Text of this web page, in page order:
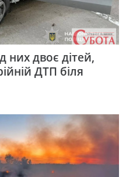
них двоє дітей,
ДТП біля